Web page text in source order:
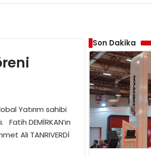
Yatırım sahibi
DEMİRKAN’ın
Ali TANRIVERDİ
Son Dakika